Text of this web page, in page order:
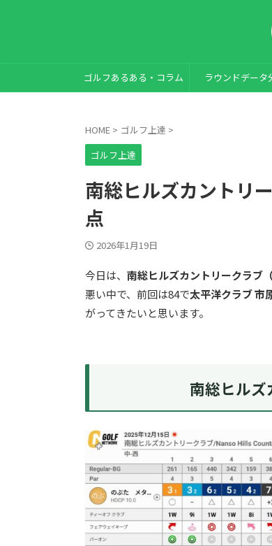
ゴルフあるある・コラム ラウンドデータ
HOME > ゴルフ上達 >
ゴルフ上達
南総ヒルズカントリ
点
2026年1月19日
今日は、 南総ヒルズカントリークラブ
悪い中で、前回は84で太平洋クラブ 市
がってきたいと思います。
南総ヒルズ